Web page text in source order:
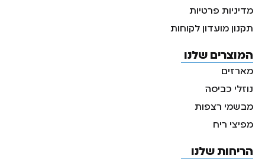
מדיניות פרטיות
תקנון מועדון לקוחות
המוצרים שלנו
מארזים
נוזלי כביסה
מבשמי רצפות
מפיצי ריח
הריחות שלנו